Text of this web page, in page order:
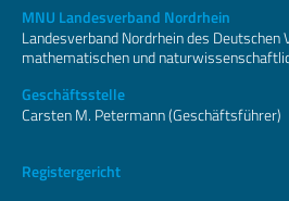
MNU Landesverband Nordrhein
Landesverband Nordrhein des Deutschen
mathematischen und
Geschäftsstelle
Carsten M. Petermann (Geschäftsführer)
Registergericht